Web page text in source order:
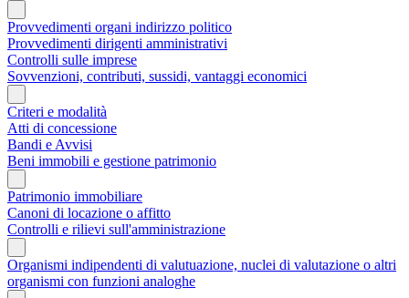
Provvedimenti organi indirizzo politico
Provvedimenti dirigenti amministrativi
Controlli sulle imprese
Sovvenzioni, contributi, sussidi, vantaggi economici
Criteri e modalità
Atti di concessione
Bandi e Avvisi
Beni immobili e gestione patrimonio
Patrimonio immobiliare
Canoni di locazione o affitto
Controlli e rilievi sull'amministrazione
Organismi indipendenti di valutuazione, nuclei di valutazione o altri
organismi con funzioni analoghe